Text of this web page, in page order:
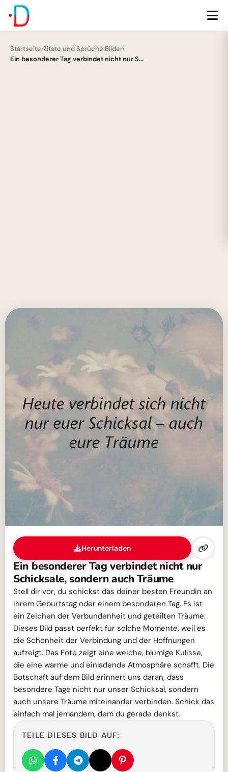
Startseite›Zitate und Sprüche Bilder›
Ein besonderer Tag verbindet nicht nur S...
Herunterladen
Ein besonderer Tag verbindet nicht nur
Schicksale, sondern auch Träume
Stell dir vor, du schickst das deiner besten Freundin an
ihrem Geburtstag oder einem besonderen Tag. Es ist
ein Zeichen der Verbundenheit und geteilten Träume.
Dieses Bild passt perfekt für solche Momente, weil es
die Schönheit der Verbindung und der Hoffnungen
aufzeigt. Das Foto zeigt eine weiche, blumige Kulisse,
die eine warme und einladende Atmosphäre schafft. Die
Botschaft auf dem Bild erinnert uns daran, dass
besondere Tage nicht nur unser Schicksal, sondern
auch unsere Träume miteinander verbinden. Schick das
einfach mal jemandem, dem du gerade denkst.
TEILE DIESES BILD AUF: